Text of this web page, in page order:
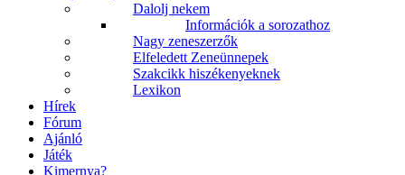
Dalolj nekem
Információk a sorozathoz
Nagy zeneszerzők
Elfeledett Zeneünnepek
Szakcikk hiszékenyeknek
Lexikon
Hírek
Fórum
Ajánló
Játék
Kimernya?